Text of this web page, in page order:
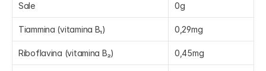
Sale 0g
Tiammina (vitamina B₁) 0,29mg
Riboflavina (vitamina B₂) 0,45mg